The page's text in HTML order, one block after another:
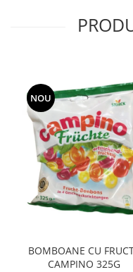
NOU
BOMBOANE CU
CAMPINO 325G